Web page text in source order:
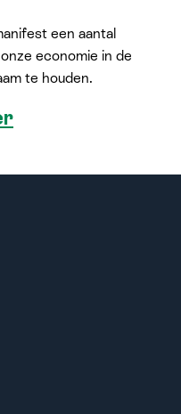
een aantal
economie in de
te houden.